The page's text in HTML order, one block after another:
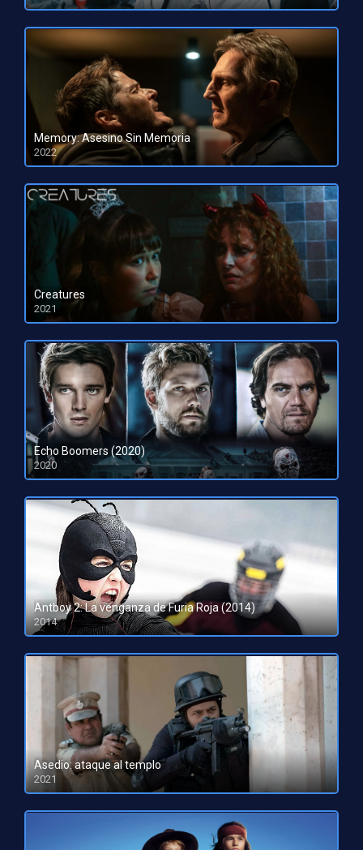
HD 1080pHD 720p
Memory: Asesino Sin Memoria
2022
HD 1080pHD 720p
Creatures
2021
HD 1080pHD 720p
Echo Boomers (2020)
2020
HD 720p
Antboy 2: La venganza de Furia Roja (2014)
2014
HD 720p
Asedio: ataque al templo
2021
HD 1080pHD 720p